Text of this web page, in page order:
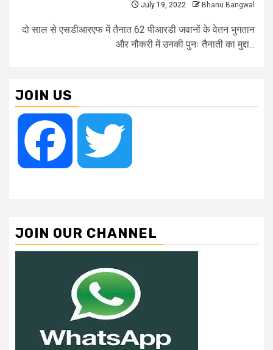
July 19, 2022 Bhanu Bangwal
दो साल से एसडीआरएफ में तैनात 62 पीआरडी जवानों के वेतन भुगतान
और नौकरी में उनकी पुनः तैनाती का मुद्दा...
JOIN US
Facebook
JOIN OUR CHANNEL